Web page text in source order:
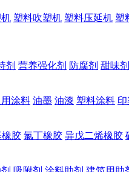
塑料吹塑机 塑料压延机 塑
剂 营养强化剂 防腐剂 甜味剂
涂料 油墨 油漆 塑料涂料
胶 氯丁橡胶 异戊二烯橡胶